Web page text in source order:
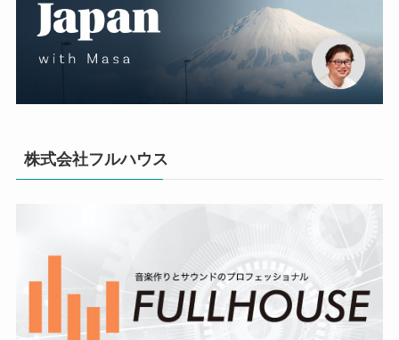
株式会社フルハウス